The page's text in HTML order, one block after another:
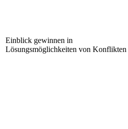
Einblick gewinnen in
Lösungsmöglichkeiten von Konflikten